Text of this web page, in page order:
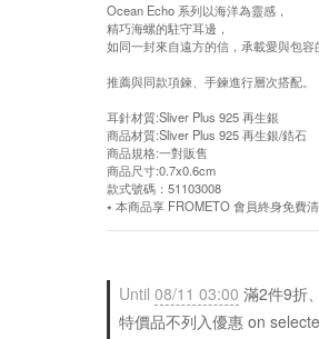
Ocean Echo 系列以海洋為靈感，
精巧海螺的駐守耳邊，
如同一封來自遠方的信，承載愛與包容
推薦與同款項鍊、手鍊進行層次搭配。
耳針材質:Sliver Plus 925 再生銀
商品材質:Sliver Plus 925 再生銀/鋯石
商品規格:一對販售
商品尺寸:0.7x0.6cm
款式號碼：51103008
⭑ 本商品享 FROMETO 會員終身免費
Until 08/11 03:00 滿2件9折
特價品不列入優惠 on